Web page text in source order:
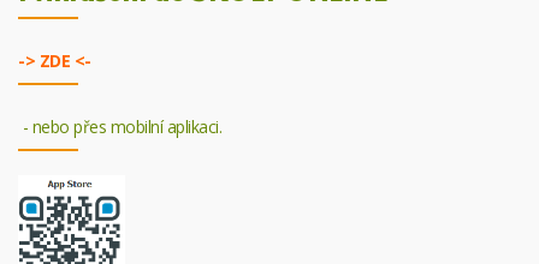
-> ZDE <-
- nebo přes mobilní aplikaci.